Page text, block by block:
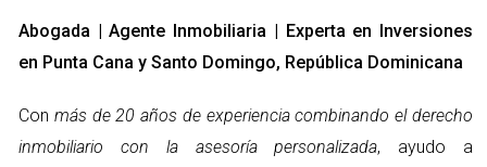
Ubicación y accesibilidad
La ubicación del colegio es uno de los aspectos más críticos a
considerar. Un colegio cercano a su hogar no solo facilita la
logística diaria, sino que también puede ser un elemento clave
Abogada | Agente Inmobiliaria | Experta en Inversiones
en Punta Cana y Santo Domingo, República Dominicana
Con más de 20 años de experiencia combinando el derecho
inmobiliario con la asesoría personalizada, ayudo a